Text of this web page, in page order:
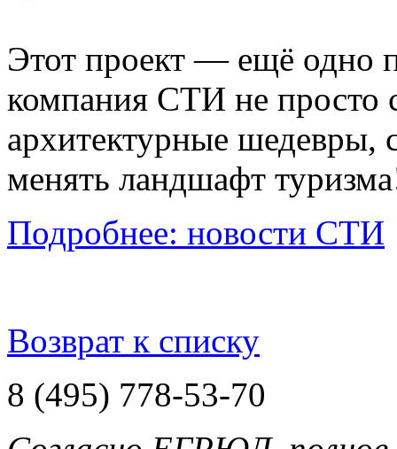
Этот проект — ещё одно
компания СТИ не просто
архитектурные шедевры,
менять ландшафт
Подробнее: новости СТИ
Возврат к списку
8 (495) 778-53-70